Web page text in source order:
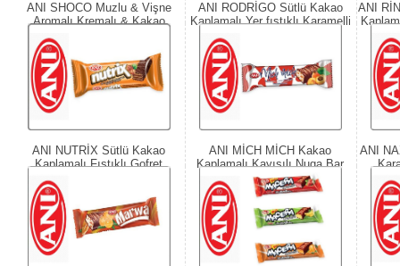
ANI SHOCO Muzlu & Vişne
Aromalı Kremalı & Kakao
Kaplamalı Kremalı Kek
ANI RODRİGO Sütlü Kakao
Kaplamalı Yer fıstıklı Karamelli
ANI
ANI NUTRİX Sütlü Kakao
Kaplamalı Fıstıklı Gofret
ANI MİCH MİCH Kakao
Kaplamalı Kayısılı Nuga Bar
ANI